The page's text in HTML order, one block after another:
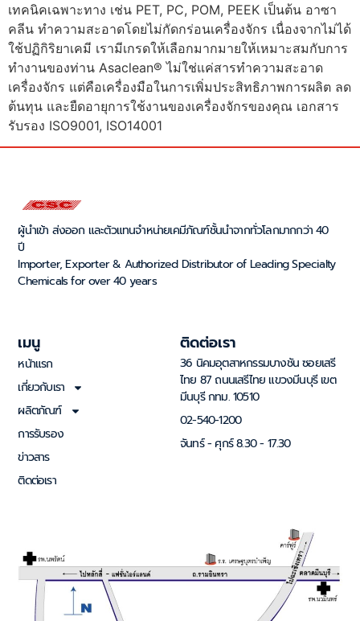
เทคนิคเฉพาะทาง เช่น PET, PC, POM, PEEK เป็นต้น อาซา
คลีน ทำความสะอาดโดยไม่กัดกร่อนเครื่องจักร เนื่องจากไม่ได้
ใช้ปฏิกิริยาเคมี เรามีเกรดให้เลือกมากมายให้เหมาะสมกับการ
ทำงานของท่าน Asaclean® ไม่ใช่แค่สารทำความสะอาด
เครื่องจักร แต่คือเครื่องมือในการเพิ่มประสิทธิภาพการผลิต ลด
ต้นทุน และยืดอายุการใช้งานของเครื่องจักรของคุณ เอกสาร
รับรอง ISO9001, ISO14001
ผู้นำเข้า ส่งออก และตัวแทนจำหน่ายเคมีภัณฑ์ชั้นนำจากทั่วโลกมากกว่า 40
ปี
Importer, Exporter & Authorized Distributor of Leading Specialty
Chemicals for over 40 years
เมนู
หน้าแรก
เกี่ยวกับเรา
ผลิตภัณฑ์
การรับรอง
ข่าวสาร
ติดต่อเรา
ติดต่อเรา
36 นิคมอุตสาหกรรมบางชัน ซอยเสรี
ไทย 87 ถนนเสรีไทย แขวงมีนบุรี เขต
มีนบุรี กทม. 10510
02-540-1200
จันทร์ - ศุกร์ 8.30 - 17.30